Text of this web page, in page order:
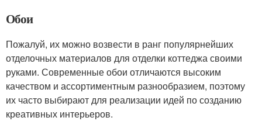
Обои
Пожалуй, их можно возвести в ранг популярнейших
отделочных материалов для отделки коттеджа своими
руками. Современные обои отличаются высоким
качеством и ассортиментным разнообразием, поэтому
их часто выбирают для реализации идей по созданию
креативных интерьеров.